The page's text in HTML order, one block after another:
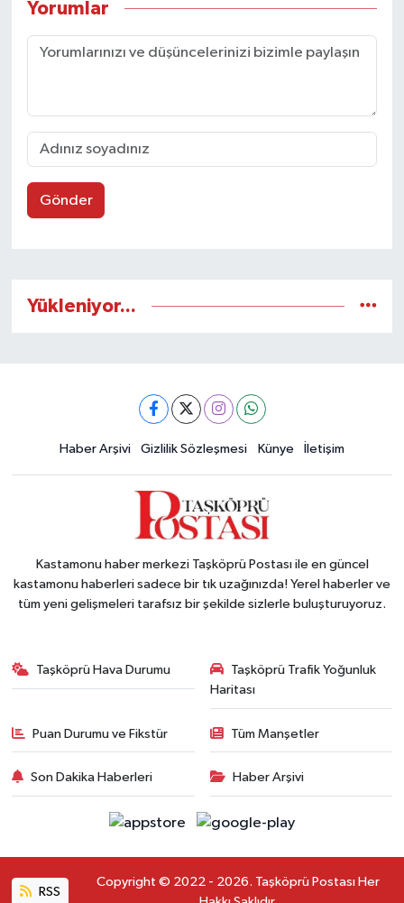
Yorumlar
Gönder
Yükleniyor...
Haber Arşivi Gizlilik Sözleşmesi Künye İletişim
Kastamonu haber merkezi Taşköprü Postası ile en güncel
kastamonu haberleri sadece bir tık uzağınızda! Yerel haberler ve
tüm yeni gelişmeleri tarafsız bir şekilde sizlerle buluşturuyoruz.
Taşköprü Hava Durumu
Taşköprü Trafik Yoğunluk
Haritası
Puan Durumu ve Fikstür Tüm Manşetler
Son Dakika Haberleri Haber Arşivi
RSS
Copyright © 2022 - 2026. Taşköprü Postası Her